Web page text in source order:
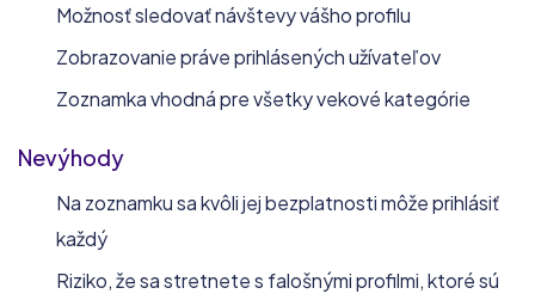
Možnosť sledovať návštevy vášho profilu
Zobrazovanie práve prihlásených užívateľov
Zoznamka vhodná pre všetky vekové kategórie
Nevýhody
Na zoznamku sa kvôli jej bezplatnosti môže prihlásiť
každý
Riziko, že sa stretnete s falošnými profilmi, ktoré sú